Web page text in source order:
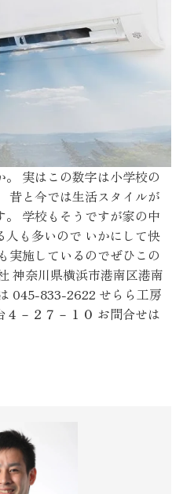
実はこの数字は小学校の
昔と今では生活スタイルが
学校もそうですが家の中
人も多いので いかにして快
実施しているのでぜひこの
神奈川県横浜市港南区港南
045-833-2622 せらら工房
－２７－１０ お問合せは